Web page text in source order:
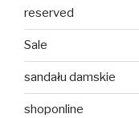
reserved
Sale
sandału damskie
shoponline